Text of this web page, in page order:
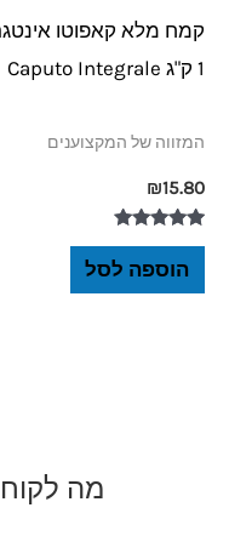
קמח מלא קאפוטו
1 ק"ג Caputo Integrale
המזווה של המקצוענים
₪15.80
דורג
5.00
מתוך 5
הוספה לסל
מה